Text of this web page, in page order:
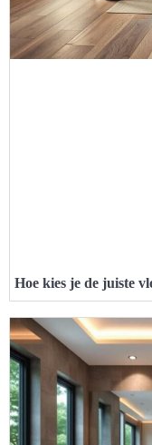
Hoe kies je de juiste